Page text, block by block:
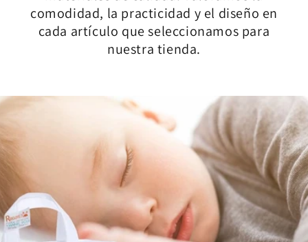
comodidad, la practicidad y el diseño en
cada artículo que seleccionamos para
nuestra tienda.